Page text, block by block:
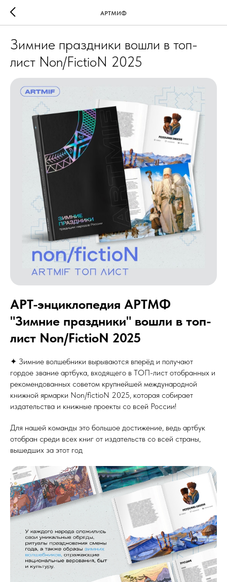
АРТМИФ
Зимние праздники вошли в топ-
лист Non/FictioN 2025
АРТ-энциклопедия АРТМФ
"Зимние праздники" вошли в топ-
лист Non/FictioN 2025
✦ Зимние волшебники вырываются вперёд и получают
гордое звание артбука, входящего в ТОП-лист отобранных и
рекомендованных советом крупнейшей международной
книжной ярмарки Non/fictioN 2025, которая собирает
издательства и книжные проекты со всей России!
Для нашей команды это большое достижение, ведь артбук
отобран среди всех книг от издательств со всей страны,
вышедших за этот год